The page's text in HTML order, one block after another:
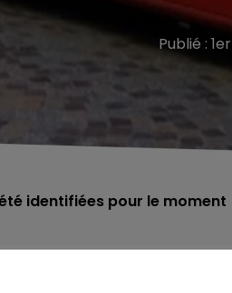
Publié :
identifiées pour le moment
de son appartement, situé
30 septembre.